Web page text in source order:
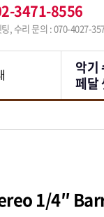
3471-8556
팅, 수리 문의 : 070-4027-
악기
페달
1/4″